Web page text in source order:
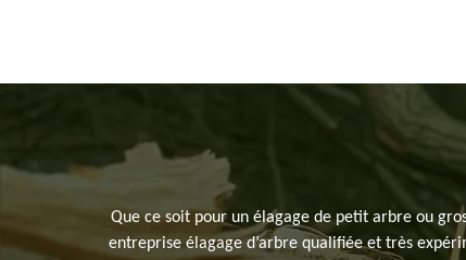
Que ce soit pour un élagage de petit arbre ou
entreprise élagage d’arbre qualifiée et très